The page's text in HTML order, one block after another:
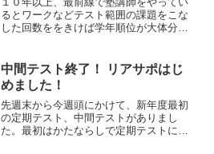
るとワークなどテスト範囲の課題をこな
した回数ををきけば学年順位が大体分か
回以上→成績上位です。ほぼ１００％あ
たります。保護者の...
中間テスト終了！ リアサポはじ
めました！
先週末から今週頭にかけて、新年度最初
の定期テスト、中間テストがありまし
た。最初はかたならしで定期テストに慣